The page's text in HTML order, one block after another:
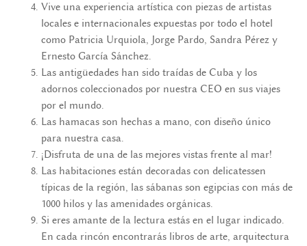
Vive una experiencia artística con piezas de artistas
locales e internacionales expuestas por todo el hotel
como Patricia Urquiola, Jorge Pardo, Sandra Pérez y
Ernesto García Sánchez.
Las antigüedades han sido traídas de Cuba y los
adornos coleccionados por nuestra CEO en sus viajes
por el mundo.
Las hamacas son hechas a mano, con diseño único
para nuestra casa.
¡Disfruta de una de las mejores vistas frente al mar!
Las habitaciones están decoradas con delicatessen
típicas de la región, las sábanas son egipcias con más de
1000 hilos y las amenidades orgánicas.
Si eres amante de la lectura estás en el lugar indicado.
En cada rincón encontrarás libros de arte, arquitectura